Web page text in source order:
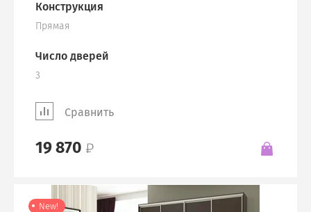
Конструкция
Прямая
Число дверей
3
Сравнить
19 870
New!